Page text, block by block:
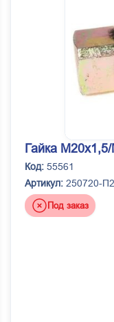
Гайка
Код: 55561
Артикул: 250720-
Под заказ